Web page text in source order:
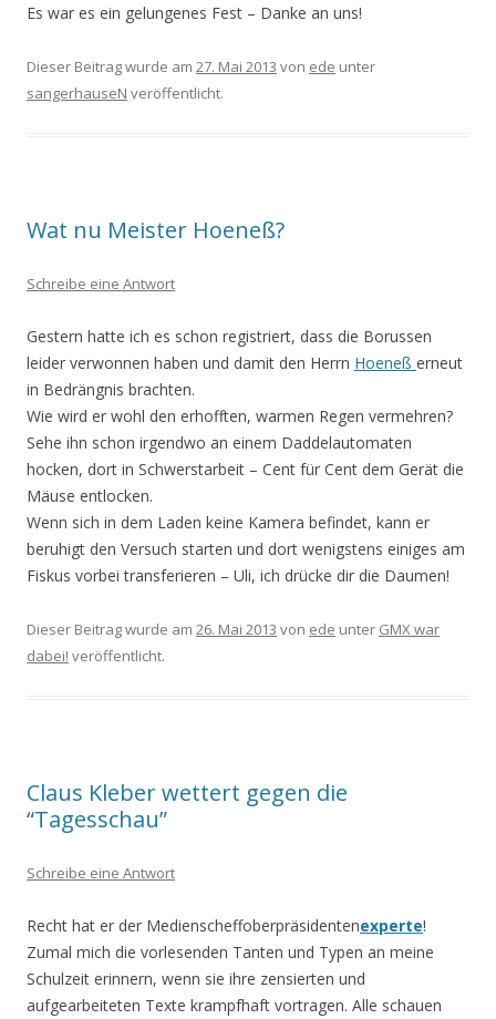
Es war es ein gelungenes Fest – Danke an uns!
Dieser Beitrag wurde am 27. Mai 2013 von ede unter
sangerhauseN veröffentlicht.
Wat nu Meister Hoeneß?
Schreibe eine Antwort
Gestern hatte ich es schon registriert, dass die Borussen
leider verwonnen haben und damit den Herrn Hoeneß erneut
in Bedrängnis brachten.
Wie wird er wohl den erhofften, warmen Regen vermehren?
Sehe ihn schon irgendwo an einem Daddelautomaten
hocken, dort in Schwerstarbeit – Cent für Cent dem Gerät die
Mäuse entlocken.
Wenn sich in dem Laden keine Kamera befindet, kann er
beruhigt den Versuch starten und dort wenigstens einiges am
Fiskus vorbei transferieren – Uli, ich drücke dir die Daumen!
Dieser Beitrag wurde am 26. Mai 2013 von ede unter GMX war
dabei! veröffentlicht.
Claus Kleber wettert gegen die
“Tagesschau”
Schreibe eine Antwort
Recht hat er der Medienscheffoberpräsidentenexperte!
Zumal mich die vorlesenden Tanten und Typen an meine
Schulzeit erinnern, wenn sie ihre zensierten und
aufgearbeiteten Texte krampfhaft vortragen. Alle schauen